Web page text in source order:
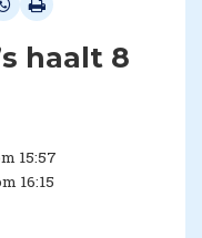
haalt 8
15:57
16:15